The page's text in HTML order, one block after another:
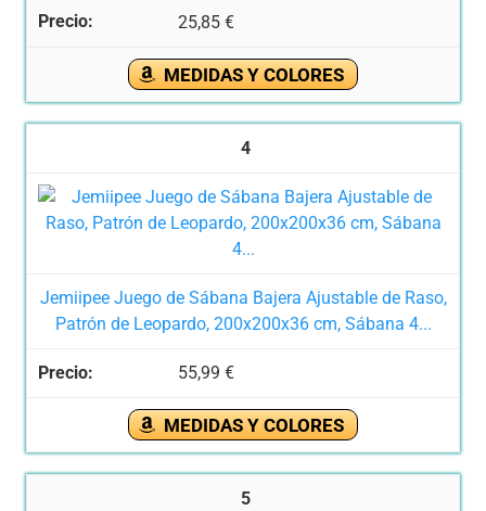
25,85 €
MEDIDAS Y COLORES
4
Jemiipee Juego de Sábana Bajera Ajustable de Raso,
Patrón de Leopardo, 200x200x36 cm, Sábana 4...
55,99 €
MEDIDAS Y COLORES
5